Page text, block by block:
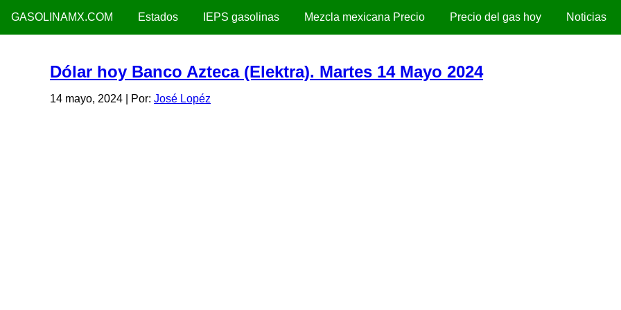
GASOLINAMX.COM Estados IEPS gasolinas Mezcla mexicana Precio Precio del gas hoy Noticias
Dólar hoy Banco Azteca (Elektra). Martes 14 Mayo 2024
14 mayo, 2024 | Por: José Lopéz